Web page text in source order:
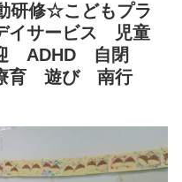
研修☆こどもプラ
イサービス 児童
ADHD 自閉
育 遊び 南行